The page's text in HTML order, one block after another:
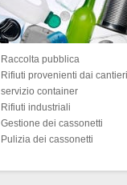
Raccolta pubblica
Rifiuti provenienti dai
servizio container
Rifiuti industriali
Gestione dei cassonetti
Pulizia dei cassonetti